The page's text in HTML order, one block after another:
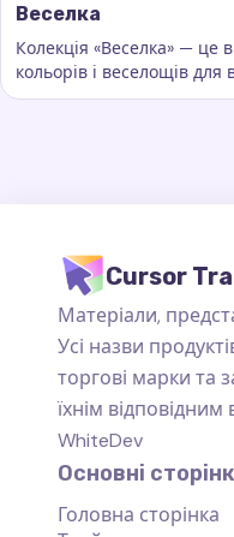
Веселка
Колекція «Веселка» — це
кольорів і веселощів для
курсора. Вона додає
Ключові слова:
Cursor
Матеріали,
Усі назви
торгові марки та
їхнім
WhiteDev
Основні
Головна сторінка